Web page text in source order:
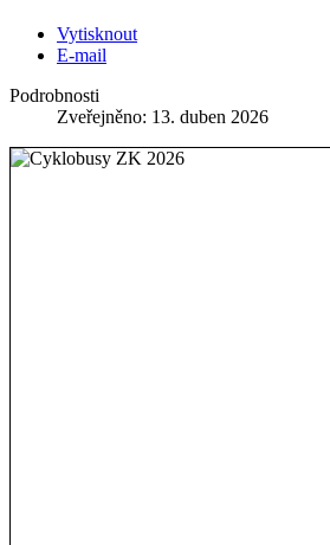
Vytisknout
E-mail
Podrobnosti
Zveřejněno: 13. duben 2026